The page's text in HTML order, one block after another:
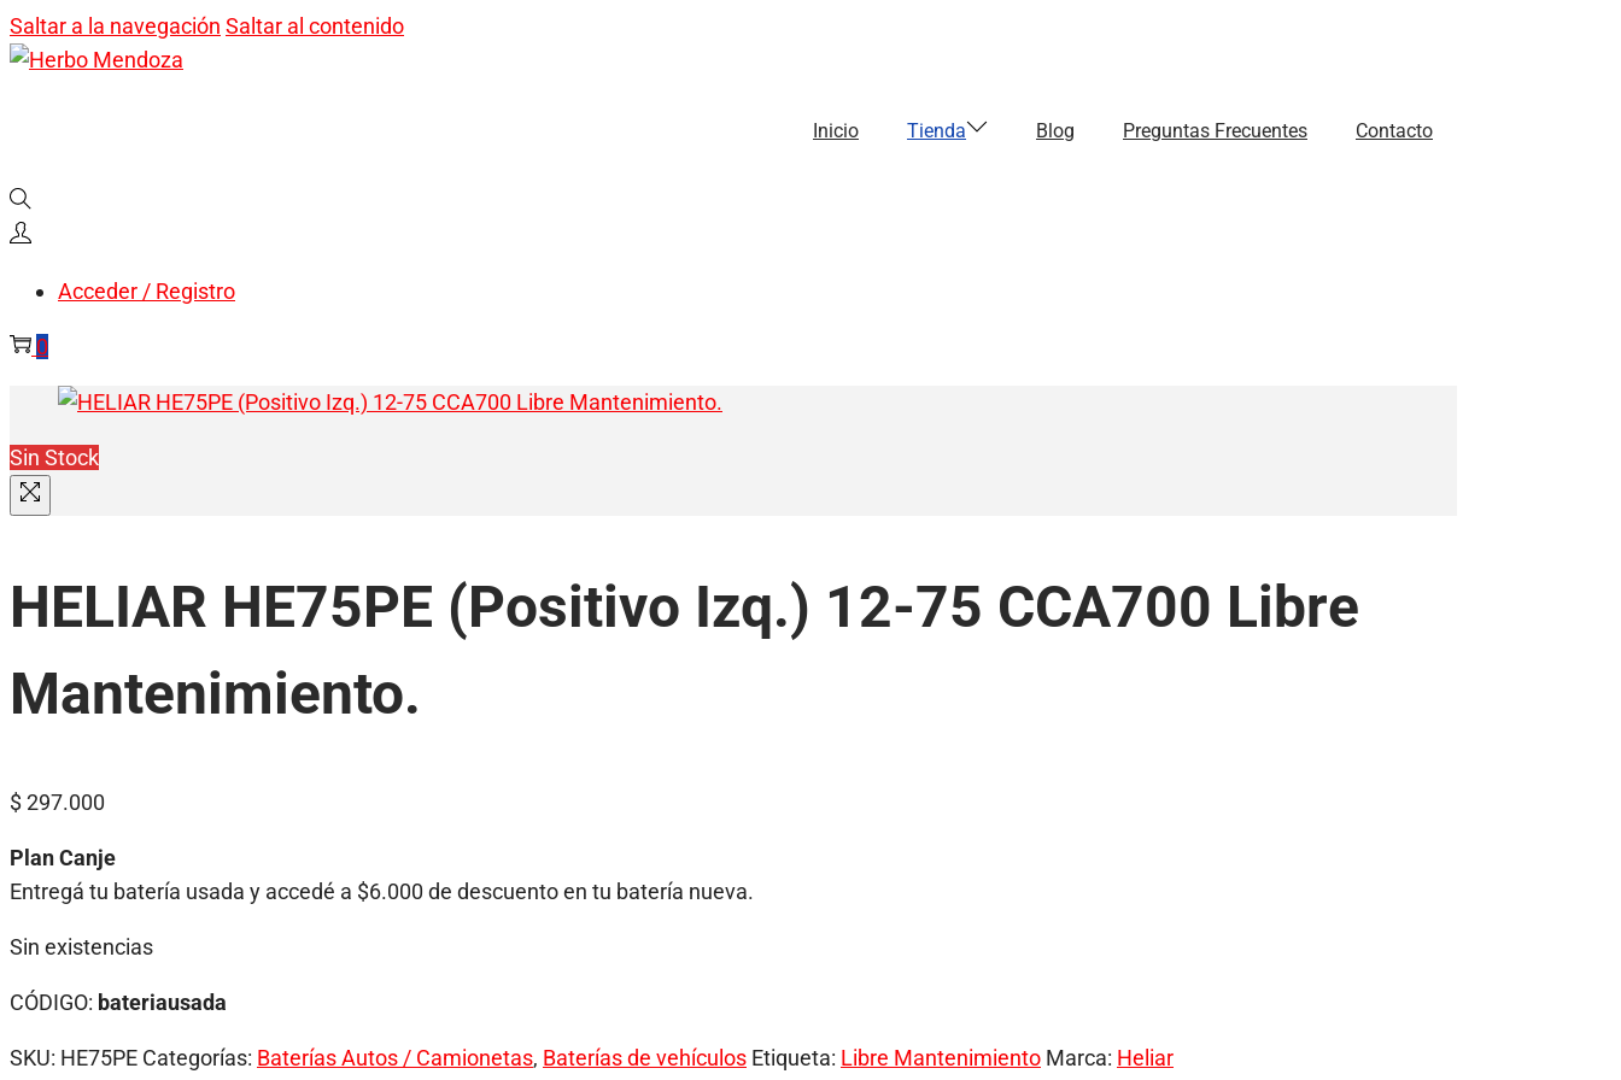
Saltar a la navegación Saltar al contenido
Inicio Tienda Blog Preguntas Frecuentes Contacto
Acceder / Registro
0
Sin Stock
HELIAR HE75PE (Positivo Izq.) 12-75 CCA700 Libre
Mantenimiento.
$297.000
Plan Canje
Entregá tu batería usada y accedé a $6.000 de descuento en tu batería nueva.
Sin existencias
CÓDIGO: bateriausada
SKU: HE75PE Categorías: Baterías Autos / Camionetas, Baterías de vehículos Etiqueta: Libre Mantenimiento Marca: Heliar